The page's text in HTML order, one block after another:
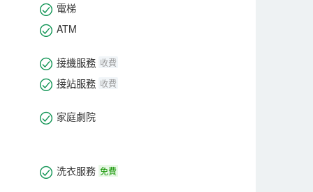
電梯
ATM
接機服務 收費
接站服務 收費
家庭劇院
洗衣服務 免費